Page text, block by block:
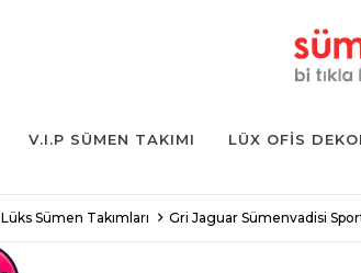
V.I.P SÜMEN TAKIMI LÜX OFIS
Lüks Sümen Takımları Gri Jaguar Sümenvadisi